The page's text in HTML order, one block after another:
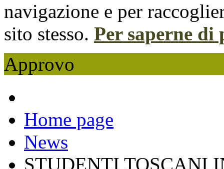
navigazione e per
sito stesso. Per saperne di
Approvo
Home page
News
STUDENTI TOSCANI